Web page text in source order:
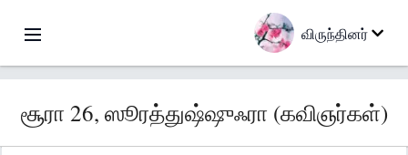
விருந்தினர்
சூரா 26, ஸூரத்துஷ்ஷுஃரா (கவிஞர்கள்)